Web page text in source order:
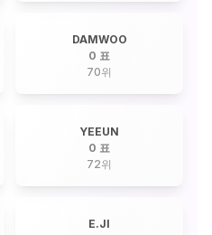
DAMWOO
0 표
70위
YEEUN
0 표
72위
E.JI